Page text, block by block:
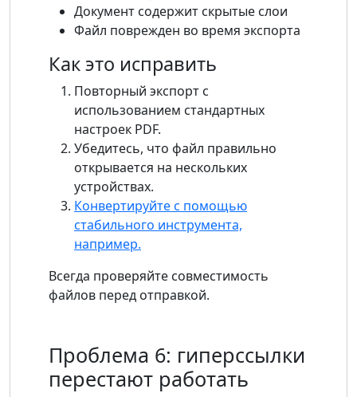
Документ содержит скрытые слои
Файл поврежден во время экспорта
Как это исправить
Повторный экспорт с
использованием стандартных
настроек PDF.
Убедитесь, что файл правильно
открывается на нескольких
устройствах.
Конвертируйте с помощью
стабильного инструмента,
например.
Всегда проверяйте совместимость
файлов перед отправкой.
Проблема 6: гиперссылки
перестают работать